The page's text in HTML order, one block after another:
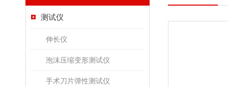
测试仪
伸长仪
泡沫压缩变形测试仪
手术刀片弹性测试仪